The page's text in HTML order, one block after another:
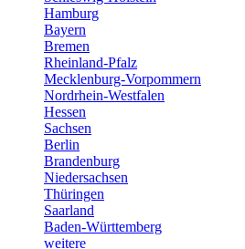
Hamburg
Bayern
Bremen
Rheinland-Pfalz
Mecklenburg-Vorpommern
Nordrhein-Westfalen
Hessen
Sachsen
Berlin
Brandenburg
Niedersachsen
Thüringen
Saarland
Baden-Württemberg
weitere